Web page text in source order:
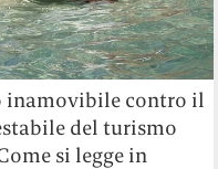
inamovibile contro il
del turismo
si legge in